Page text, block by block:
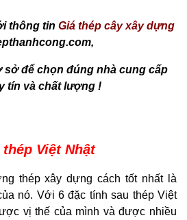
thông tin Giá thép cây xây dựng
sở để chọn đúng nhà cung cấp
tín và chất lượng !
Việt Nhật
thép xây dựng cách tốt nhất là
nó. Với 6 đặc tính sau thép Việt
vị thế của mình và được nhiều